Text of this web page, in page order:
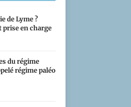
de Lyme ?
prise en charge
du régime
régime paléo